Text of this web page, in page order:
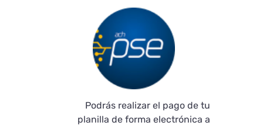
Podrás realizar el pago de tu
planilla de forma electrónica a